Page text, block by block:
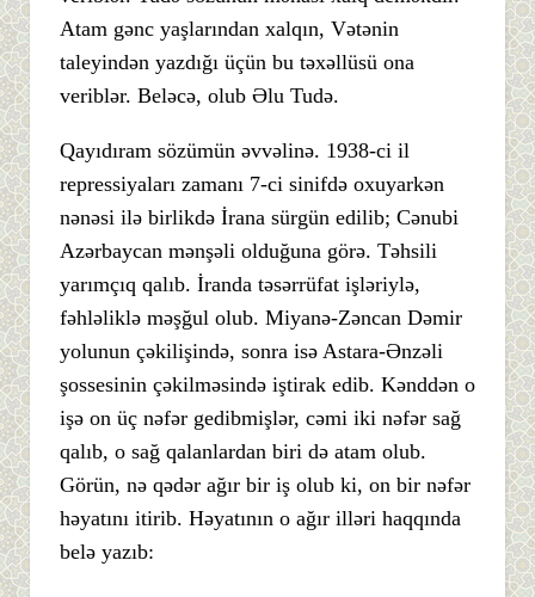
Atam gənc yaşlarından xalqın, Vətənin
taleyindən yazdığı üçün bu təxəllüsü ona
veriblər. Beləcə, olub Əlu Tudə.
Qayıdıram sözümün əvvəlinə. 1938-ci il
repressiyaları zamanı 7-ci sinifdə oxuyarkən
nənəsi ilə birlikdə İrana sürgün edilib; Cənubi
Azərbaycan mənşəli olduğuna görə. Təhsili
yarımçıq qalıb. İranda təsərrüfat işləriylə,
fəhləliklə məşğul olub. Miyanə-Zəncan Dəmir
yolunun çəkilişində, sonra isə Astara-Ənzəli
şossesinin çəkilməsində iştirak edib. Kənddən o
işə on üç nəfər gedibmişlər, cəmi iki nəfər sağ
qalıb, o sağ qalanlardan biri də atam olub.
Görün, nə qədər ağır bir iş olub ki, on bir nəfər
həyatını itirib. Həyatının o ağır illəri haqqında
belə yazıb: